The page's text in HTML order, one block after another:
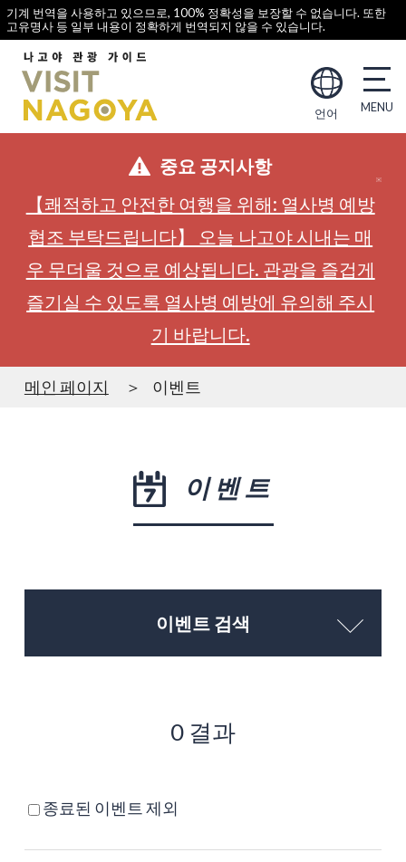
기계 번역을 사용하고 있으므로, 100% 정확성을 보장할 수 없습니다. 또한
고유명사 등 일부 내용이 정확하게 번역되지 않을 수 있습니다.
언어
중요 공지사항
【쾌적하고 안전한 여행을 위해: 열사병 예방
협조 부탁드립니다】 오늘 나고야 시내는 매
우 무더울 것으로 예상됩니다. 관광을 즐겁게
즐기실 수 있도록 열사병 예방에 유의해 주시
기 바랍니다.
메인 페이지 이벤트
이벤트
이벤트 검색
0 결과
종료된 이벤트 제외